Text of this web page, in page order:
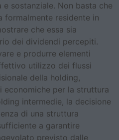
sostanziale. Non basta che
formalmente residente in
che essa sia
dei dividendi percepiti.
e produrre elementi
utilizzo dei flussi
della holding,
economiche per la struttura
intermedie, la decisione
di una struttura
a garantire
previsto dalle